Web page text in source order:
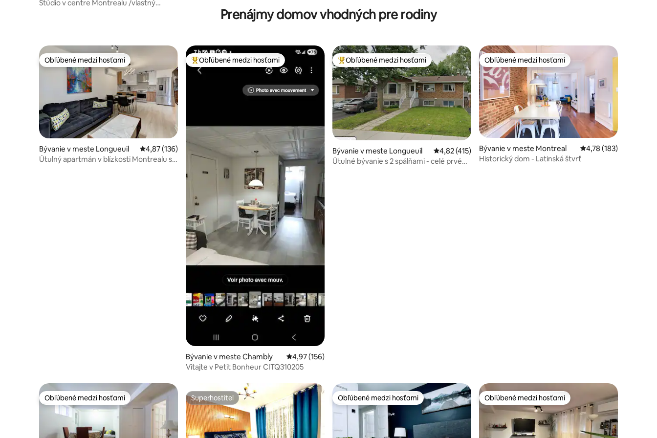
Štúdio v centre Montrealu /vlastný
Prenájmy domov vhodných pre rodiny
Obľúbené medzi hosťami
Obľúbené medzi hosťami
Bývanie v meste Longueuil Priemerné ohodnotenie 4,87 z 5, počet hodnotení: 136
4,87 (136)
Útulný apartmán v blízkosti Montrealu s
Najobľúbenejšie medzi hosťami
Obľúbené medzi hosťami
Bývanie v meste Chambly Priemerné ohodnotenie 4,97 z 5, počet hodnotení: 156
4,97 (156)
Vitajte v Petit Bonheur CITQ310205
Najobľúbenejšie medzi hosťami
Obľúbené medzi hosťami
Bývanie v meste Longueuil Priemerné ohodnotenie 4,82 z 5, počet hodnotení: 415
4,82 (415)
Útulné bývanie s 2 spálňami - celé prvé
Obľúbené medzi hosťami
Obľúbené medzi hosťami
Bývanie v meste Montreal Priemerné
4,78 (183)
Historický dom - Latinská štvrť
Obľúbené medzi hosťami
Obľúbené medzi hosťami Superhostiteľ
Superhostiteľ Obľúbené medzi hosťami
Obľúbené medzi hosťami Obľúbené medzi hosťami
Obľúbené medzi hosťami